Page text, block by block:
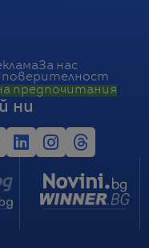
За нас
поверителност
предпочитания
ни